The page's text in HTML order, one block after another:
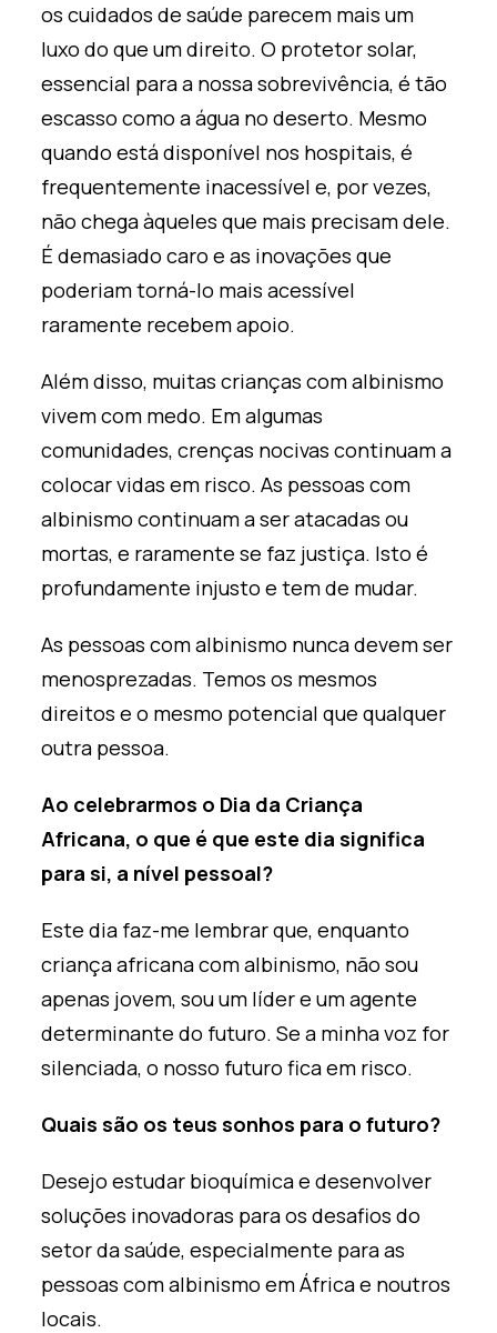
os cuidados de saúde parecem mais um
luxo do que um direito. O protetor solar,
essencial para a nossa sobrevivência, é tão
escasso como a água no deserto. Mesmo
quando está disponível nos hospitais, é
frequentemente inacessível e, por vezes,
não chega àqueles que mais precisam dele.
É demasiado caro e as inovações que
poderiam torná-lo mais acessível
raramente recebem apoio.
Além disso, muitas crianças com albinismo
vivem com medo. Em algumas
comunidades, crenças nocivas continuam a
colocar vidas em risco. As pessoas com
albinismo continuam a ser atacadas ou
mortas, e raramente se faz justiça. Isto é
profundamente injusto e tem de mudar.
As pessoas com albinismo nunca devem ser
menosprezadas. Temos os mesmos
direitos e o mesmo potencial que qualquer
outra pessoa.
Ao celebrarmos o Dia da Criança
Africana, o que é que este dia significa
para si, a nível pessoal?
Este dia faz-me lembrar que, enquanto
criança africana com albinismo, não sou
apenas jovem, sou um líder e um agente
determinante do futuro. Se a minha voz for
silenciada, o nosso futuro fica em risco.
Quais são os teus sonhos para o futuro?
Desejo estudar bioquímica e desenvolver
soluções inovadoras para os desafios do
setor da saúde, especialmente para as
pessoas com albinismo em África e noutros
locais.